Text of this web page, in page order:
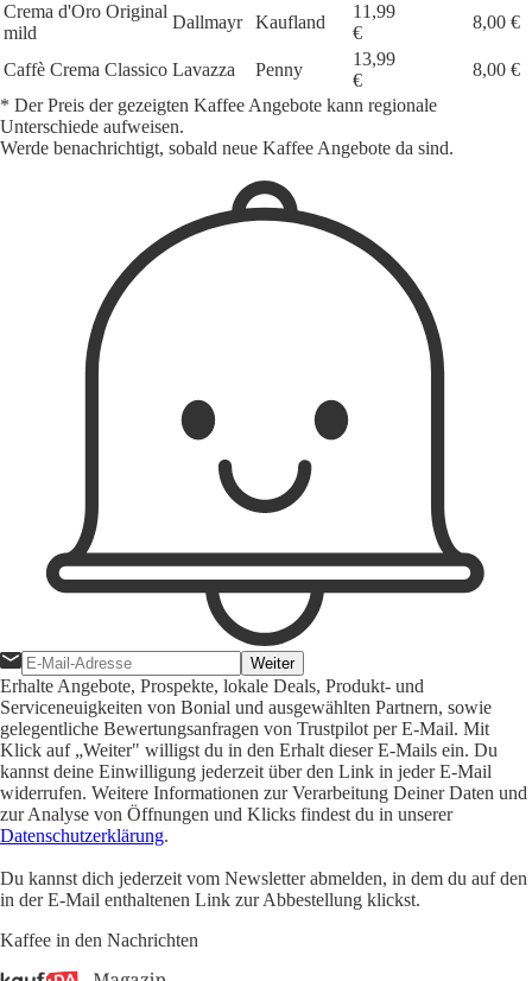
Crema d'Oro Original
mild
Dallmayr Kaufland
11,99
€
8,00 €
Caffè Crema Classico Lavazza Penny
13,99
€
8,00 €
* Der Preis der gezeigten Kaffee Angebote kann regionale
Unterschiede aufweisen.
Werde benachrichtigt, sobald neue Kaffee Angebote da sind.
Weiter
Erhalte Angebote, Prospekte, lokale Deals, Produkt- und
Serviceneuigkeiten von Bonial und ausgewählten Partnern, sowie
gelegentliche Bewertungsanfragen von Trustpilot per E-Mail. Mit
Klick auf „Weiter" willigst du in den Erhalt dieser E-Mails ein. Du
kannst deine Einwilligung jederzeit über den Link in jeder E-Mail
widerrufen. Weitere Informationen zur Verarbeitung Deiner Daten und
zur Analyse von Öffnungen und Klicks findest du in unserer
Datenschutzerklärung.
Du kannst dich jederzeit vom Newsletter abmelden, in dem du auf den
in der E-Mail enthaltenen Link zur Abbestellung klickst.
Kaffee in den Nachrichten